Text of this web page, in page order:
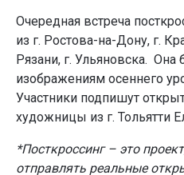
Очередная встреча
из г. Ростова-на-Дону, г.
Рязани, г. Ульяновска. Она
изображениям осеннего
Участники подпишут
художницы из г. Тольятти
*Посткроссинг – это
отправлять реальные